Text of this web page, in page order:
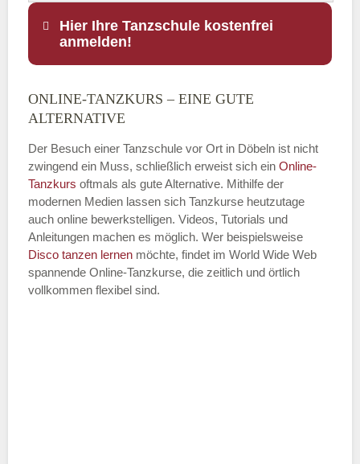
Hier Ihre Tanzschule kostenfrei
anmelden!
Name
E-Mail*
Name der Tanzschule
ONLINE-TANZKURS – EINE GUTE
ALTERNATIVE
Der Besuch einer Tanzschule vor Ort in Döbeln ist nicht
zwingend ein Muss, schließlich erweist sich ein Online-
Tanzkurs oftmals als gute Alternative. Mithilfe der
modernen Medien lassen sich Tanzkurse heutzutage
auch online bewerkstelligen. Videos, Tutorials und
Anleitungen machen es möglich. Wer beispielsweise
Disco tanzen lernen möchte, findet im World Wide Web
spannende Online-Tanzkurse, die zeitlich und örtlich
vollkommen flexibel sind.